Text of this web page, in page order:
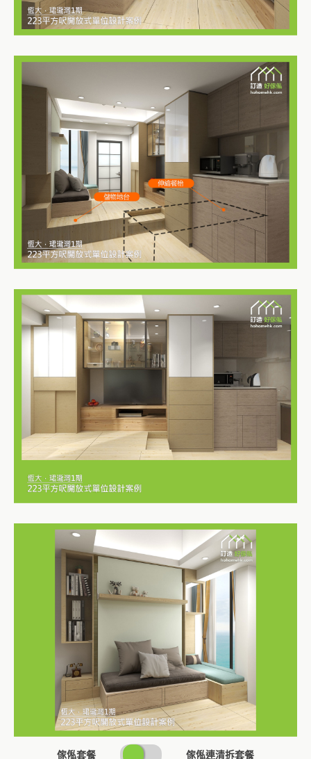
傢俬套餐 SWITCH 傢俬連清拆套餐